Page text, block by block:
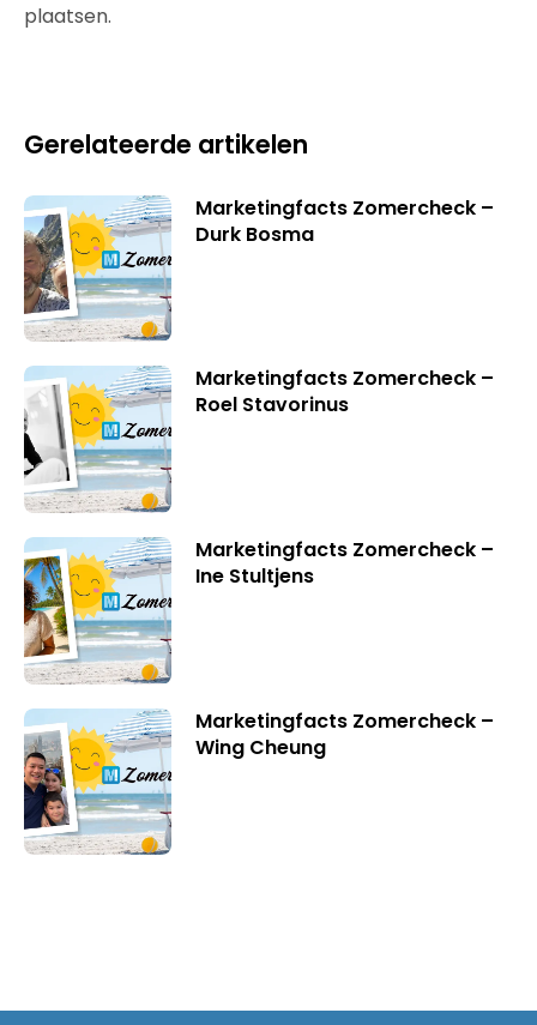
plaatsen.
Gerelateerde artikelen
Marketingfacts Zomercheck –
Durk Bosma
Marketingfacts Zomercheck –
Roel Stavorinus
Marketingfacts Zomercheck –
Ine Stultjens
Marketingfacts Zomercheck –
Wing Cheung